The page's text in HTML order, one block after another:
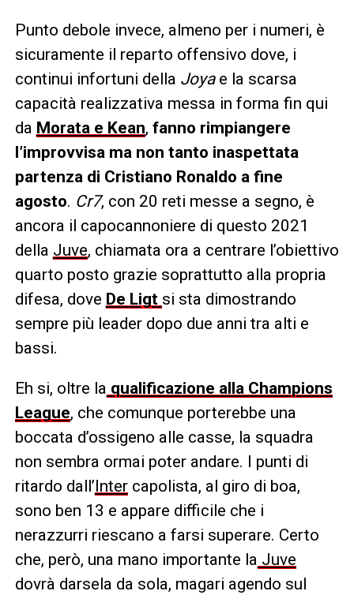
Punto debole invece, almeno per i numeri, è
sicuramente il reparto offensivo dove, i
continui infortuni della Joya e la scarsa
capacità realizzativa messa in forma fin qui
da Morata e Kean, fanno rimpiangere
l’improvvisa ma non tanto inaspettata
partenza di Cristiano Ronaldo a fine
agosto. Cr7, con 20 reti messe a segno, è
ancora il capocannoniere di questo 2021
della Juve, chiamata ora a centrare l’obiettivo
quarto posto grazie soprattutto alla propria
difesa, dove De Ligt si sta dimostrando
sempre più leader dopo due anni tra alti e
bassi.
Eh si, oltre la qualificazione alla Champions
League, che comunque porterebbe una
boccata d’ossigeno alle casse, la squadra
non sembra ormai poter andare. I punti di
ritardo dall’Intercapolista, al giro di boa,
sono ben 13 e appare difficile che i
nerazzurri riescano a farsi superare. Certo
che, però, una mano importante la Juve
dovrà darsela da sola, magari agendo sul